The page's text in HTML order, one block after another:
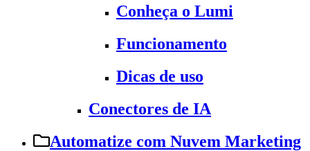
Conheça o Lumi
Funcionamento
Dicas de uso
Conectores de IA
Automatize com Nuvem Marketing